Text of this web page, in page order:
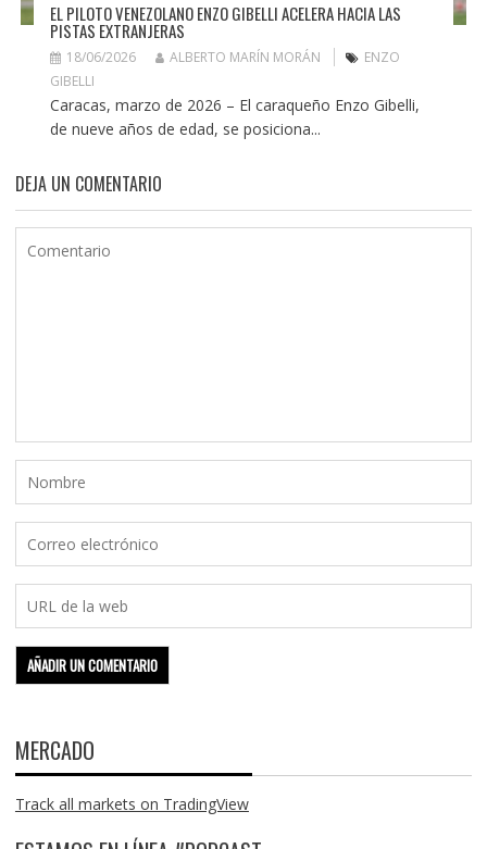
EL PILOTO VENEZOLANO ENZO GIBELLI ACELERA HACIA LAS
PISTAS EXTRANJERAS
18/06/2026 ALBERTO MARÍN MORÁN
ENZO
GIBELLI
Caracas, marzo de 2026 – El caraqueño Enzo Gibelli,
de nueve años de edad, se posiciona...
DEJA UN COMENTARIO
MERCADO
Track all markets on TradingView